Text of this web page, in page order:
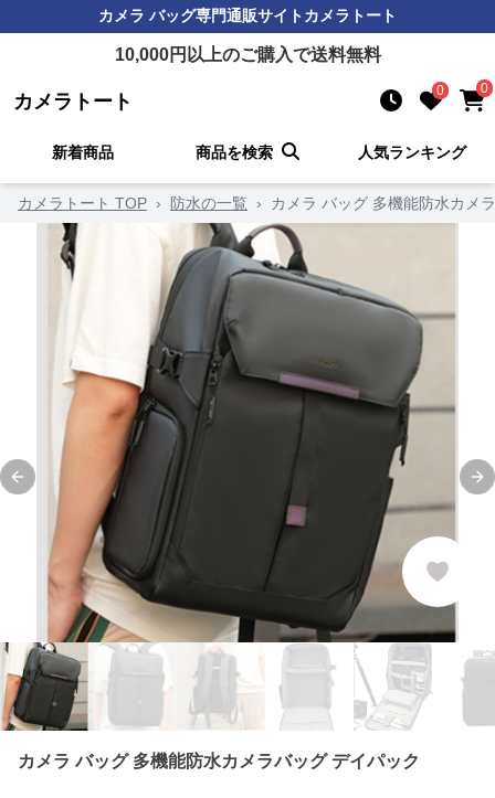
カメラ バッグ専門通販サイトカメラトート
10,000円以上のご購入で送料無料
カメラトート 0 0
新着商品 商品を検索 人気ランキング
カメラトート TOP › 防水の一覧 › カメラ バッグ 多機能防水カメ
Previous slide
カメラ バッグ 多機能防水カメラバッグ デイパック